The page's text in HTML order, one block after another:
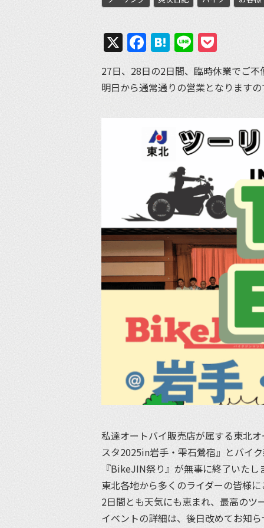
X Facebook
Hatena
Line
27日、28日の2日間、臨時休業でご
明日から通常通りの営業となります
私達オートバイ販売店が属する東北
スタ2025in岩手・雫石鶯宿』とバイ
『BikeJIN祭り』が無事に終了いたし
東北各地から多くのライダーの皆様
2日間とも天気にも恵まれ、最高のツ
イベントの詳細は、後日改めてお知